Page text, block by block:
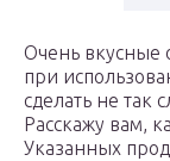
Очень вкусные
при
сделать не так
Расскажу вам,
Указанных